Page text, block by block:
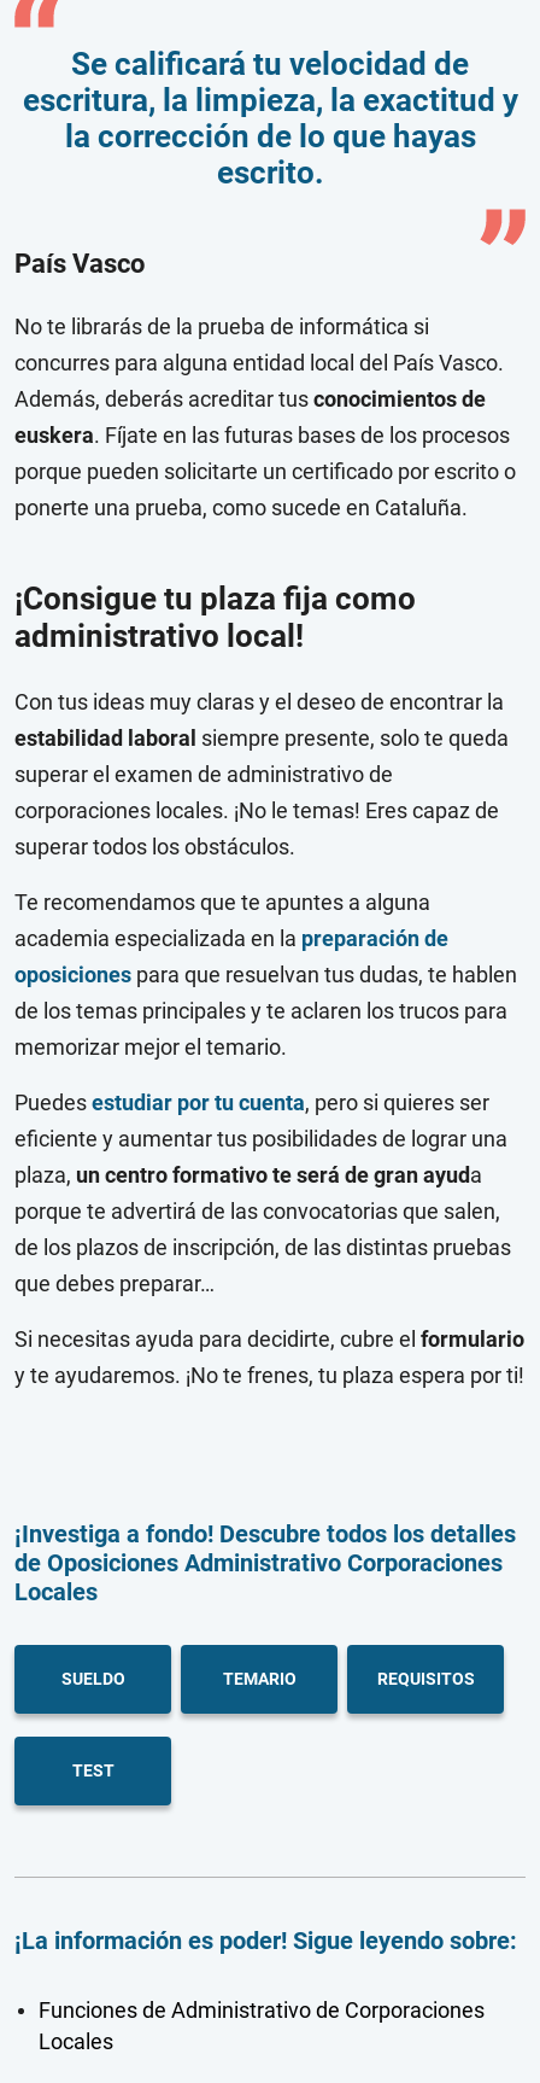
Se calificará tu velocidad de
escritura, la limpieza, la exactitud y
la corrección de lo que hayas
escrito.
País Vasco
No te librarás de la prueba de informática si
concurres para alguna entidad local del País Vasco.
Además, deberás acreditar tusconocimientos de
euskera. Fíjate en las futuras bases de los procesos
porque pueden solicitarte un certificado por escrito o
ponerte una prueba, como sucede en Cataluña.
¡Consigue tu plaza fija como
administrativo local!
Con tus ideas muy claras y el deseo de encontrar la
estabilidad laboral siempre presente, solo te queda
superar el examen de administrativo de
corporaciones locales. ¡No le temas! Eres capaz de
superar todos los obstáculos.
Te recomendamos que te apuntes a alguna
academia especializada en la preparación de
oposiciones para que resuelvan tus dudas, te hablen
de los temas principales y te aclaren los trucos para
memorizar mejor el temario.
Puedesestudiar por tu cuenta, pero si quieres ser
eficiente y aumentar tus posibilidades de lograr una
plaza, un centro formativo te será de gran ayuda
porque te advertirá de las convocatorias que salen,
de los plazos de inscripción, de las distintas pruebas
que debes preparar…
Si necesitas ayuda para decidirte, cubre el formulario
y te ayudaremos. ¡No te frenes, tu plaza espera por ti!
¡Investiga a fondo! Descubre todos los detalles
de Oposiciones Administrativo Corporaciones
Locales
SUELDO TEMARIO REQUISITOS
TEST
¡La información es poder! Sigue leyendo sobre:
Funciones de Administrativo de Corporaciones
Locales